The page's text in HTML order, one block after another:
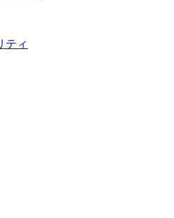
ティ